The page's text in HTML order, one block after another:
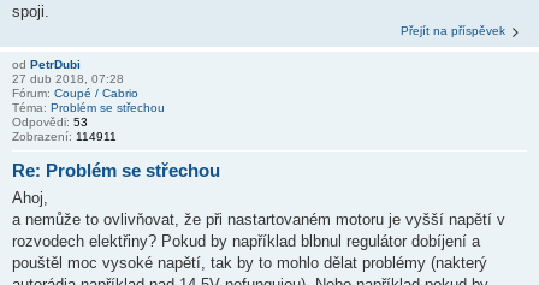
spoji.
Přejít na příspěvek
od PetrDubi
27 dub 2018, 07:28
Fórum: Coupé / Cabrio
Téma: Problém se střechou
Odpovědi: 53
Zobrazení: 114911
Re: Problém se střechou
Ahoj,
a nemůže to ovlivňovat, že při nastartovaném motoru je vyšší napětí v
rozvodech elektřiny? Pokud by například blbnul regulátor dobíjení a
pouštěl moc vysoké napětí, tak by to mohlo dělat problémy (nakterý